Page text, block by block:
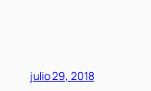
julio 29, 2018